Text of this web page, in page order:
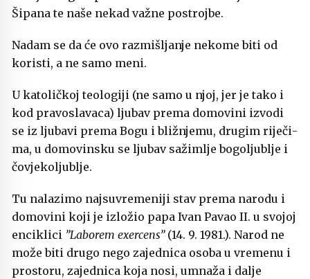
Šipana te naše nekad važne postrojbe.
Nadam se da će ovo razmišljanje nekome biti od
koristi, a ne samo meni.
U katoličkoj teologiji (ne samo u njoj, jer je tako i
kod pravoslavaca) ljubav prema domovini izvodi
se iz ljubavi prema Bogu i bližnjemu, drugim riječi­
ma, u domovinsku se ljubav sažimlje bogoljublje i
čovjekoljublje.
Tu nalazimo najsuvremeniji stav prema narodu i
domovini koji je izložio papa Ivan Pavao II. u svojoj
enciklici ”Laborem exercens” (14. 9. 1981.). Narod ne
može biti drugo nego zajednica osoba u vremenu i
prostoru, zajednica koja nosi, umnaža i dalje